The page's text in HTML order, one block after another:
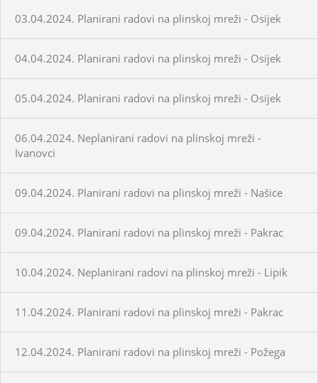
03.04.2024. Planirani radovi na plinskoj mreži - Osijek
04.04.2024. Planirani radovi na plinskoj mreži - Osijek
05.04.2024. Planirani radovi na plinskoj mreži - Osijek
06.04.2024. Neplanirani radovi na plinskoj mreži -
Ivanovci
09.04.2024. Planirani radovi na plinskoj mreži - Našice
09.04.2024. Planirani radovi na plinskoj mreži - Pakrac
10.04.2024. Neplanirani radovi na plinskoj mreži - Lipik
11.04.2024. Planirani radovi na plinskoj mreži - Pakrac
12.04.2024. Planirani radovi na plinskoj mreži - Požega